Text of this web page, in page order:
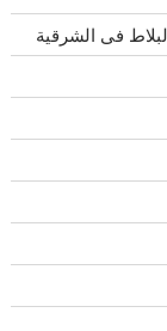
فى الشرقية